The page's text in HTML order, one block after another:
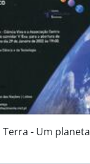
Terra - Um planeta